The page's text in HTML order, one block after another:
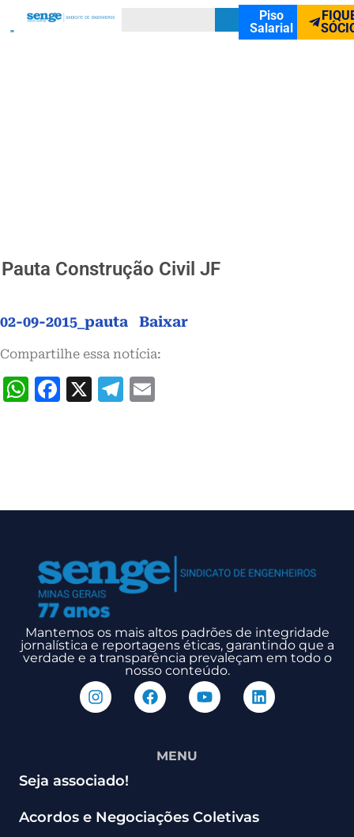
Piso
Salarial
Pauta Construção Civil JF
02-09-2015_pauta Baixar
Compartilhe essa notícia:
WhatsApp
Facebook
X Telegram
Mantemos os mais altos padrões de integridade
jornalística e reportagens éticas, garantindo que a
verdade e a transparência prevaleçam em todo o
nosso conteúdo.
MENU
Seja associado!
Acordos e Negociações Coletivas